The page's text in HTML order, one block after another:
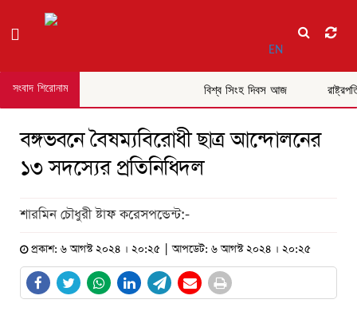
EN
সংবাদ শিরোনাম বিশ্ব সিংহ দিবস আজ
বঙ্গভবনে বৈষম্যবিরোধী ছাত্র আন্দোলনের
১৩ সদস্যের প্রতিনিধিদল
শারমিন চৌধুরী ষ্টাফ করেসপন্ডেন্ট:-
প্রকাশ: ৬ আগস্ট ২০২৪ । ২০:২৫ | আপডেট: ৬ আগস্ট ২০২৪ । ২০:২৫